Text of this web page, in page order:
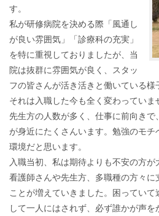
す。
私が研修病院を決める際「風通し
が良い雰囲気」「診療科の充実」
を特に重視しておりましたが、当
院は抜群に雰囲気が良く、スタッ
フの皆さんが活き活きと働いている様
それは入職した今も全く変わってい
先生方の人数が多く、仕事に前向きで
が身近にたくさんいます。勉強のモチ
環境だと思います。
入職当初、私は期待よりも不安の方
看護師さんや先生方、多職種の方々に
ことが増えていきました。困ってい
して一人にはされず、必ず誰かが声